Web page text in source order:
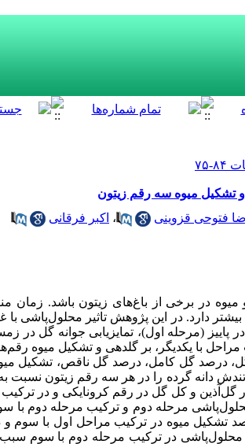
تشکیل میوه سه رقم زیتون
فتوحی قزوینی ، اکبر فرقانی
در برخی از باغ‌‌‌‌های زیتون باشد. زمان
پاییز (مرحله اول)، تمایزیابی جوانه گل در
با یکدیگر، بر گلدهی و تشکیل میوه
درصد گل کامل، درصد گل ناقص، تشکیل میوه
دانه گرده را در هر سه رقم زیتون نسبت
گل‌‌‌‌آذین و کل گل در رقم کرونایکی و در
مرحله دوم و ترکیب مرحله دوم با
تشکیل میوه در ترکیب مراحل اول با سوم و
در ترکیب مرحله دوم با سوم سبب